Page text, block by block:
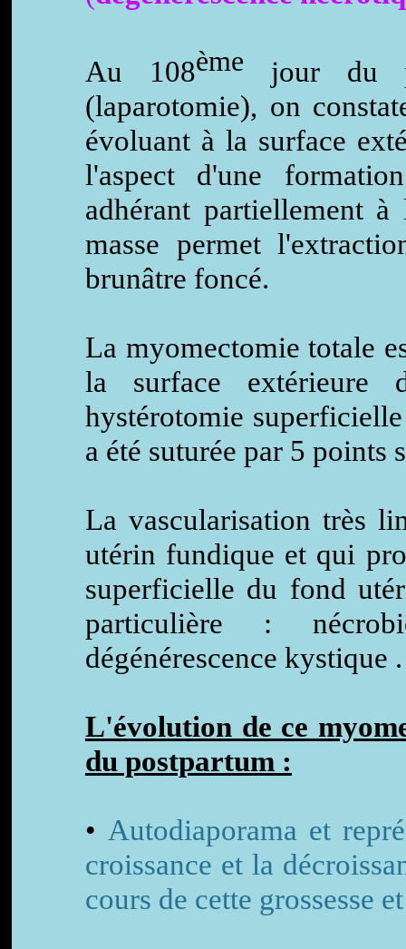
Au 108ème jour du
(laparotomie), on
évoluant à la surface
l'aspect d'une
adhérant partiellement
masse permet
brunâtre foncé.
La myomectomie totale
la surface extérieure
hystérotomie
a été suturée par 5 points
La vascularisation très
utérin fundique et qui
superficielle du fond
particulière :
dégénérescence kystique .
L'évolution de ce
du postpartum :
• Autodiaporama et
croissance et la
cours de cette grossesse